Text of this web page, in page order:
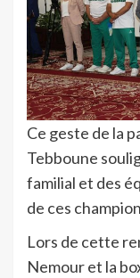
Ce geste de la
Tebboune
familial et des
de ces
Lors de cette
Nemour et la